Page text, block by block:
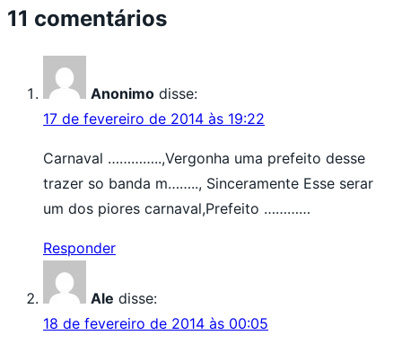
11 comentários
Anonimo disse:
17 de fevereiro de 2014 às 19:22
Carnaval …………..,Vergonha uma prefeito desse
trazer so banda m…….., Sinceramente Esse serar
um dos piores carnaval,Prefeito …………
Responder
Ale disse:
18 de fevereiro de 2014 às 00:05